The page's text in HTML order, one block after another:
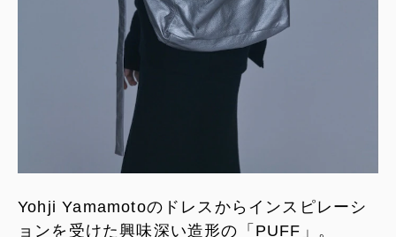
Yohji Yamamotoのドレスからインスピレーシ
ョンを受けた興味深い造形の「PUFF」。